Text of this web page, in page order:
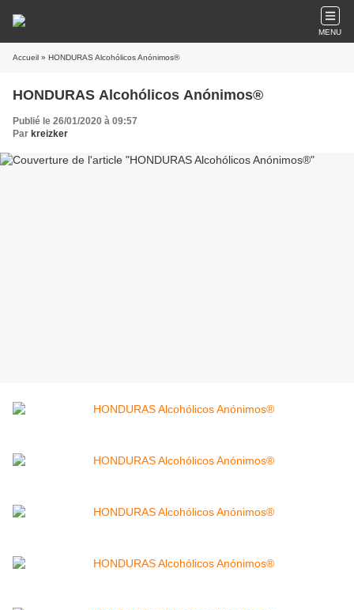
MENU
Accueil » HONDURAS Alcohólicos Anónimos®
HONDURAS Alcohólicos Anónimos®
Publié le 26/01/2020 à 09:57
Par kreizker